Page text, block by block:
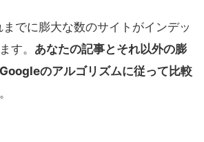
でに膨大な数のサイトがインデッ
す。 あなたの記事とそれ以外の膨
のアルゴリズムに従って比較